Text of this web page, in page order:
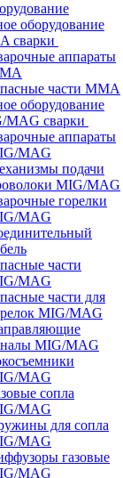
оборудование
сварки
аппараты
части MMA
оборудование
MAG сварки
аппараты
MAG
подачи
MIG/MAG
горелки
MAG
части
MAG
части для
MIG/MAG
MIG/MAG
MAG
сопла
MAG
для сопла
MAG
газовые
MAG